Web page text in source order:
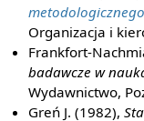
Organizacja i
Frankfort-
badawcze w
Wydawnictwo,
Greń J. (1982),